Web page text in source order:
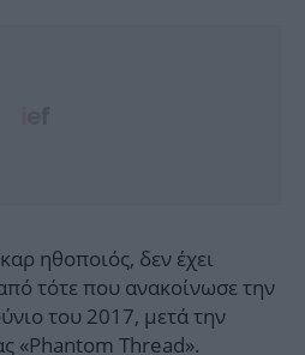
ηθοποιός, δεν έχει
τότε που ανακοίνωσε την
του 2017, μετά την
«Phantom Thread».